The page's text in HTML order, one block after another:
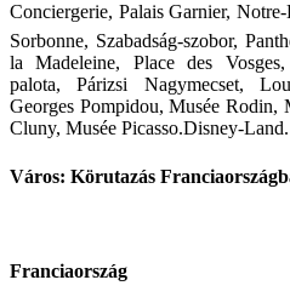
Conciergerie, Palais Garnier, Notre-
Sorbonne, Szabadság-szobor,
la Madeleine, Place des
palota, Párizsi Nagymecset,
Georges Pompidou, Musée Rodin,
Cluny, Musée Picasso.Disney-Land.
Város: Körutazás
Franciaország